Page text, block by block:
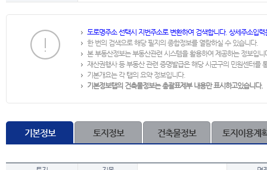
도로명주소 선택시 지번주소로 변환하여 검색합니다. 상세주소입
한 번의 검색으로 해당 필지의 종합정보를 열람하실 수 있습니다.
본 부동산정보는 부동산관련 시스템을 활용하여 제공하는 정보입니
재산권행사 등 부동산 관련 증명발급은 해당 시군구의 민원센터를
기본개요는 각 탭의 요약 정보입니다.
기본정보탭의 건축물정보는 총괄표제부 내용만 표시하고있습니다.
기본정보 토지정보 건축물정보 토지이용계